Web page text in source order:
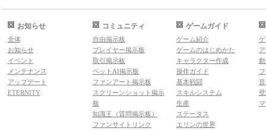
お知らせ
全体
お知らせ
イベント
メンテナンス
アップデート
ETERNITY
コミュニティ
自由掲示板
プレイヤー掲示板
取引掲示板
ペットAI掲示板
ファンアート掲示板
スクリーンショット掲示
板
知識王（質問掲示板）
ファンサイトリンク
ゲームガイド
ゲーム紹介
ゲームのはじめかた
キャラクター作成
操作ガイド
基本戦闘
スキルシステム
生産
ステータス
エリンの世界